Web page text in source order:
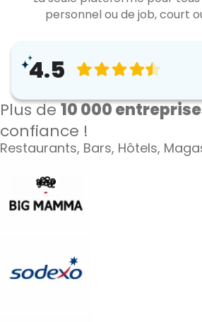
personnel ou de job, court
4.5
Plus de10 000
confiance !
Restaurants, Bars, Hôtels,